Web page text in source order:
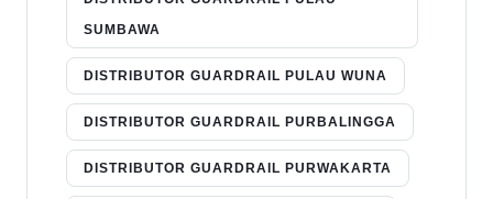
SUMBAWA
DISTRIBUTOR GUARDRAIL PULAU WUNA
DISTRIBUTOR GUARDRAIL PURBALINGGA
DISTRIBUTOR GUARDRAIL PURWAKARTA